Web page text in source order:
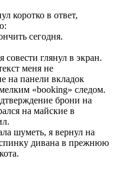
коротко в ответ,
сегодня.
совести глянул в экран.
меня не
на панели вкладок
«booking» следом.
брони на
на майские в
шуметь, я вернул на
спинку дивана в прежнюю